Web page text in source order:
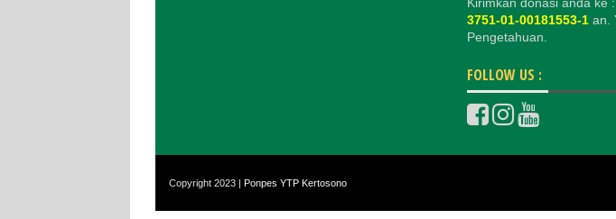
3751-01-00181553-1an.
Pengetahuan.
FOLLOW US :
Copyright 2023 | Ponpes YTP Kertosono